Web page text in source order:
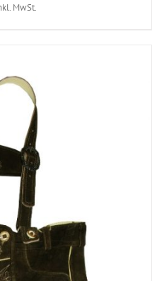
MwSt.